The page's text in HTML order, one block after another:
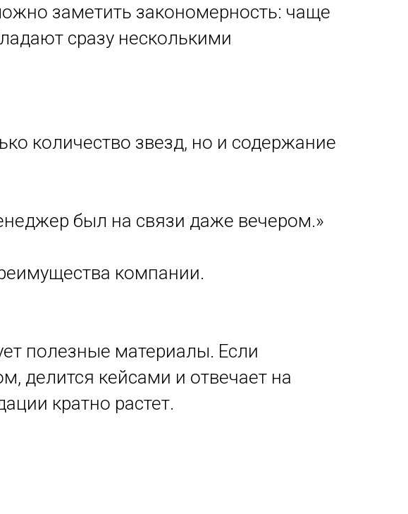
заметить закономерность: чаще
сразу несколькими
количество звезд, но и содержание
был на связи даже вечером.»
компании.
полезные материалы. Если
делится кейсами и отвечает на
кратно растет.